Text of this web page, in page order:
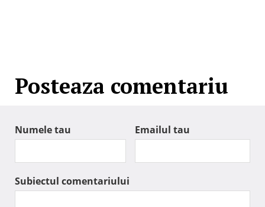
Posteaza comentariu
Numele tau Emailul tau
Subiectul comentariului